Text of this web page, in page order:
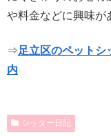
や料金などに興味が
⇒足立区のペット
内
シッター日記